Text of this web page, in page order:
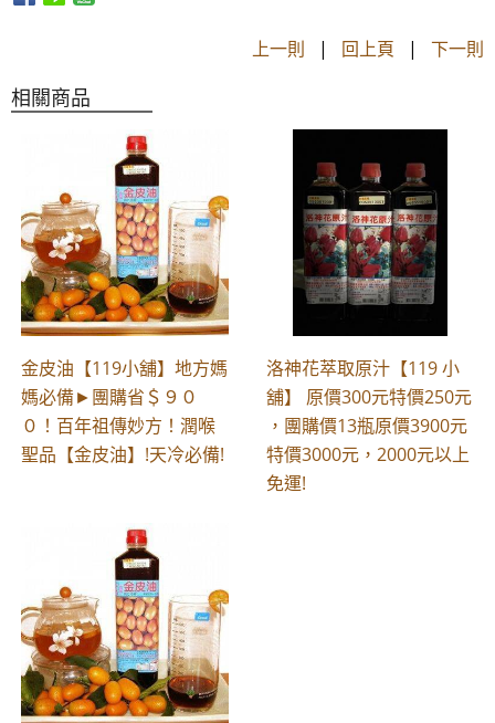
上一則 | 回上頁 | 下一則
相關商品
金皮油【119小舖】地方媽
媽必備►團購省＄９０
０！百年祖傳妙方！潤喉
聖品【金皮油】!天冷必備!
洛神花萃取原汁【119 小
舖】 原價300元特價250元
，團購價13瓶原價3900元
特價3000元，2000元以上
免運!